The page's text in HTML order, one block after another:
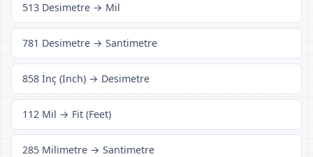
513 Desimetre → Mil
781 Desimetre → Santimetre
858 İnç (Inch) → Desimetre
112 Mil → Fit (Feet)
285 Milimetre → Santimetre